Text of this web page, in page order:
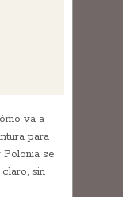
va a
para
se
sin